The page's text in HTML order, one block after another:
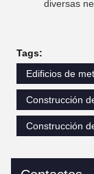
diversas
Tags:
Edificios de
Construcción
Construcción